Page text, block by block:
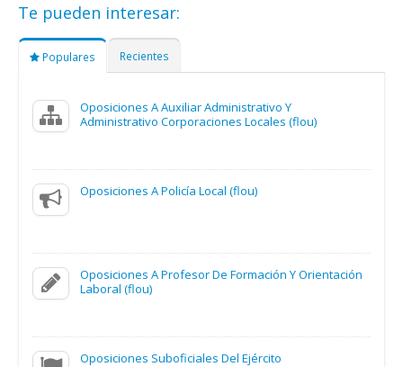
Te pueden interesar:
Populares Recientes
Oposiciones A Auxiliar Administrativo Y
Administrativo Corporaciones Locales (flou)
Oposiciones A Policía Local (flou)
Oposiciones A Profesor De Formación Y Orientación
Laboral (flou)
Oposiciones Suboficiales Del Ejército